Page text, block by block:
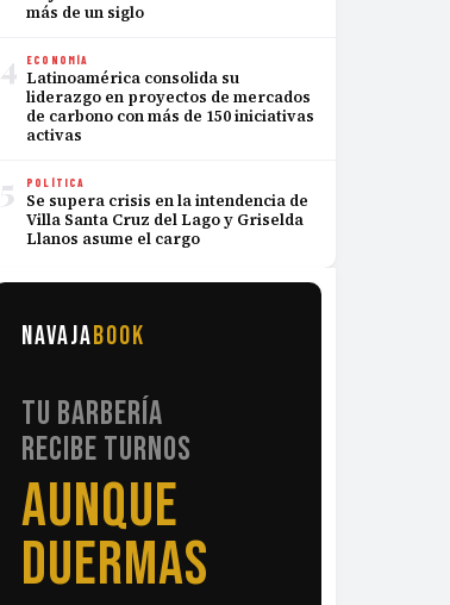
más de un siglo
4 ECONOMÍA
Latinoamérica consolida su
liderazgo en proyectos de mercados
de carbono con más de 150 iniciativas
activas
5 POLÍTICA
Se supera crisis en la intendencia de
Villa Santa Cruz del Lago y Griselda
Llanos asume el cargo
NAVAJABOOK
TU BARBERÍA
RECIBE TURNOS
SIN
LLAMADAS